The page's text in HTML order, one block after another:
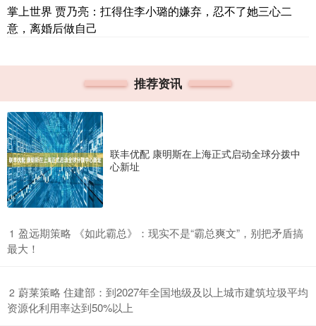
掌上世界 贾乃亮：扛得住李小璐的嫌弃，忍不了她三心二
意，离婚后做自己
推荐资讯
联丰优配 康明斯在上海正式启动全球分拨中
心新址
1 ​盈远期策略 《如此霸总》：现实不是“霸总爽文”，别把矛盾搞
最大！
2 ​蔚莱策略 住建部：到2027年全国地级及以上城市建筑垃圾平均
资源化利用率达到50%以上